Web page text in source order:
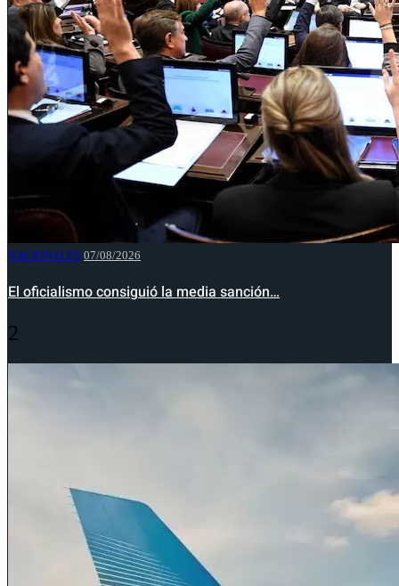
NACIONALES 07/08/2026
El oficialismo consiguió la media sanción…
2